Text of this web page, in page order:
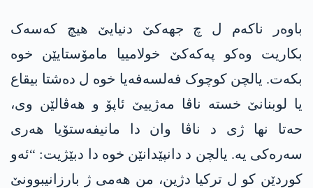
باوەر ناکەم ل چ جھەکێ دنیایێ هیچ کەسەک
بکاریت وەکو پەکەکێ خولامییا مامۆستایێن خوە
بکەت. یالچن کوچوک فەلسەفەیا خوە ل دەشتا بیقاع
یا لوبنانێ خستە ناڤا مەژییێ ئاپۆ و ھەڤالێن وی،
حەتا نھا ژی د ناڤا وان دا مانیفەستۆیا ھەری
سەرەکی یە. یالچن د دانپێدانێن خوە دا دبێژیت: “ئەو
کوردێن کو ل ترکیا دژین، من ھەمی ژ بارزانیبوونێ